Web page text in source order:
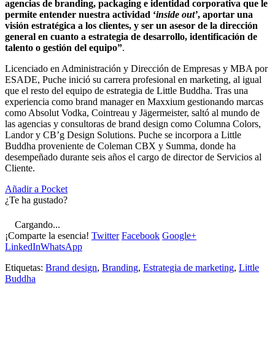
agencias de branding, packaging e identidad corporativa que le
permite entender nuestra actividad ‘inside out’, aportar una
visión estratégica a los clientes, y ser un asesor de la dirección
general en cuanto a estrategia de desarrollo, identificación de
talento o gestión del equipo”.
Licenciado en Administración y Dirección de Empresas y MBA por
ESADE, Puche inició su carrera profesional en marketing, al igual
que el resto del equipo de estrategia de Little Buddha. Tras una
experiencia como brand manager en Maxxium gestionando marcas
como Absolut Vodka, Cointreau y Jägermeister, saltó al mundo de
las agencias y consultoras de brand design como Columna Colors,
Landor y CB’g Design Solutions. Puche se incorpora a Little
Buddha proveniente de Coleman CBX y Summa, donde ha
desempeñado durante seis años el cargo de director de Servicios al
Cliente.
Añadir a Pocket
¿Te ha gustado?
Cargando...
¡Comparte la esencia! Twitter Facebook Google+
LinkedInWhatsApp
Etiquetas: Brand design, Branding, Estrategia de marketing, Little
Buddha